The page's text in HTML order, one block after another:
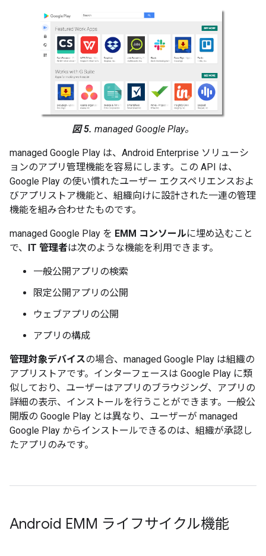
図 5. managed Google Play。
managed Google Play は、Android Enterprise ソリューシ
ョンのアプリ管理機能を容易にします。この API は、
Google Play の使い慣れたユーザー エクスペリエンスおよ
びアプリストア機能と、組織向けに設計された一連の管理
機能を組み合わせたものです。
managed Google Play を EMM コンソールに埋め込むこと
で、 IT 管理者は次のような機能を利用できます。
一般公開アプリの検索
限定公開アプリの公開
ウェブアプリの公開
アプリの構成
管理対象デバイスの場合、managed Google Play は組織の
アプリストアです。インターフェースは Google Play に類
似しており、ユーザーはアプリのブラウジング、アプリの
詳細の表示、インストールを行うことができます。一般公
開版の Google Play とは異なり、ユーザーが managed
Google Play からインストールできるのは、組織が承認し
たアプリのみです。
Android EMM ライフサイクル機能